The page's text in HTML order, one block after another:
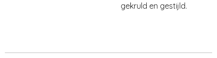
gekruld en gestijld.